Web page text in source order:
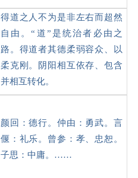
得道之人不为是非左右而超然
自由。“道”是统治者必由之
路。得道者其德柔弱容众、以
柔克刚。阴阳相互依存、包含
并相互转化。
颜回：德行。仲由：勇武。言
偃：礼乐。曾参：孝、忠恕。
子思：中庸。……